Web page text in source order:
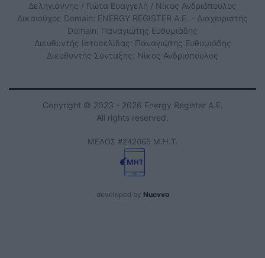
Δεληγιάννης / Γιώτα Ευαγγελή / Νίκος Ανδριόπουλος
Δικαιούχος Domain: ENERGY REGISTER Α.Ε. - Διαχειριστής
Domain: Παναγιώτης Ευθυμιάδης
Διευθυντής Ιστοσελίδας: Παναγιώτης Ευθυμιάδης
Διευθυντής Σύνταξης: Νίκος Ανδριόπουλος
Copyright © 2023 - 2026 Energy Register Α.Ε.
All rights reserved.
ΜΕΛΟΣ #242065 Μ.Η.Τ.
developed by Nuevvo